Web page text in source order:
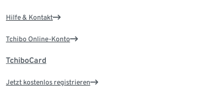
Hilfe & Kontakt
Tchibo Online-Konto
TchiboCard
Jetzt kostenlos registrieren